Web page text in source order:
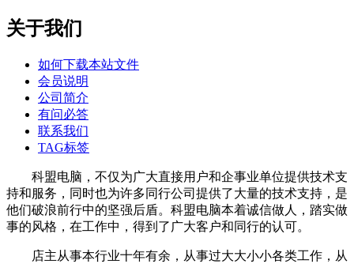
关于我们
如何下载本站文件
会员说明
公司简介
有问必答
联系我们
TAG标签
科盟电脑，不仅为广大直接用户和企事业单位提供技术支
持和服务，同时也为许多同行公司提供了大量的技术支持，是
他们破浪前行中的坚强后盾。科盟电脑本着诚信做人，踏实做
事的风格，在工作中，得到了广大客户和同行的认可。
店主从事本行业十年有余，从事过大大小小各类工作，从